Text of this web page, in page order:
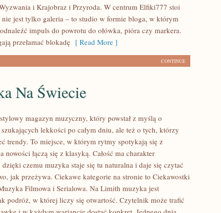
i Krajobraz i Przyroda. W centrum Elfiki777 stoi
nie jest tylko galeria – to studio w formie bloga, w którym
impuls do powrotu do ołówka, pióra czy markera.
przełamać blokadę [ Read More ]
CONTINUE
Na Świecie
magazyn muzyczny, który powstał z myślą o
lekkości po całym dniu, ale też o tych, którzy
trendy. To miejsce, w którym rytmy spotykają się z
nowości łączą się z klasyką. Całość ma charakter
czemu muzyka staje się tu naturalna i daje się czytać
jak przeżywa. Ciekawe kategorie na stronie to Ciekawostki
Filmowa i Serialowa. Na Limith muzyka jest
podróż, w której liczy się otwartość. Czytelnik może trafić